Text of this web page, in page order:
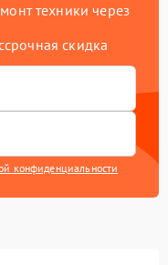
техники через
скидка
конфиденциальности